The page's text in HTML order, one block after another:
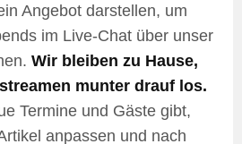
Angebot darstellen, um
im Live-Chat über unser
Wir bleiben zu Hause,
munter drauf los.
Termine und Gäste gibt,
anpassen und nach